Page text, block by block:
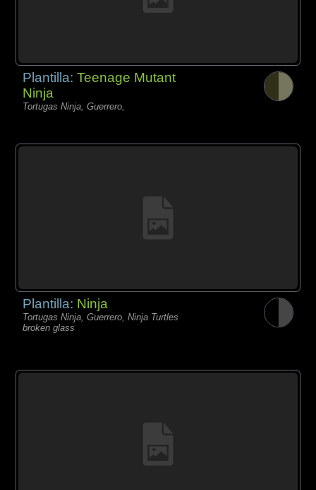
Plantilla:Teenage Mutant
Ninja
Tortugas Ninja, Guerrero,
Plantilla: Ninja
Tortugas Ninja, Guerrero, Ninja Turtles
broken glass